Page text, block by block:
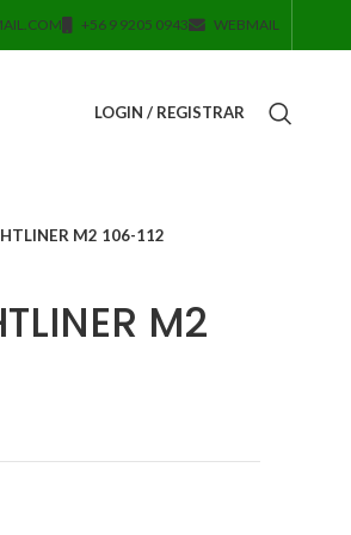
+56 9 9205 0943 WEBMAIL
LOGIN / REGISTRAR
M2 106-112
M2